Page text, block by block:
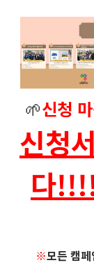
🌱신청
신청
다
※모든 캠